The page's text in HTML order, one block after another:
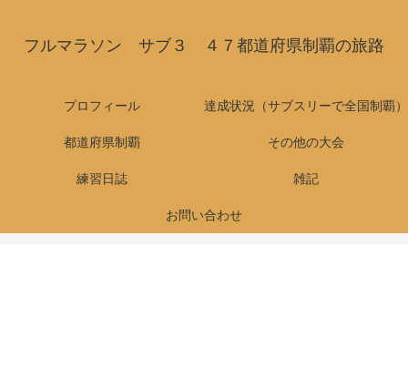
フルマラソン サブ３ ４７都道府県制覇の旅路
プロフィール 達成状況（サブスリーで全国制覇）
都道府県制覇 その他の大会
練習日誌 雑記
お問い合わせ